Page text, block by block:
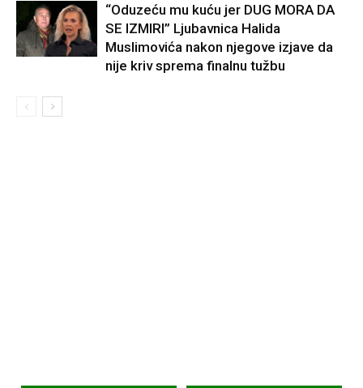
“Oduzeću mu kuću jer DUG MORA DA
SE IZMIRI” Ljubavnica Halida
Muslimovića nakon njegove izjave da
nije kriv sprema finalnu tužbu